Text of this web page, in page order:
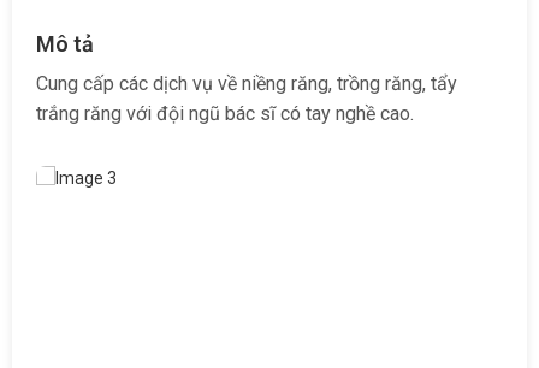
Mô tả
Cung cấp các dịch vụ về niềng răng, trồng răng, tẩy
trắng răng với đội ngũ bác sĩ có tay nghề cao.